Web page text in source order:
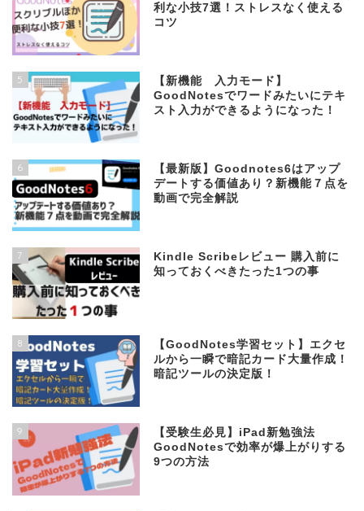
利な小技7選！ストレスなく使える
コツ
5
【新機能 入力モード】
GoodNotesでワードみたいにテキ
スト入力ができるようになった！
6
【最新版】Goodnotes6はアップ
デートする価値あり？新機能７点を
動画で完全解説
7
Kindle Scribeレビュー 購入前に
知っておくべきたった1つの事
8
【GoodNotes学習セット】エクセ
ルから一瞬で暗記カード大量作成！
暗記ツールの決定版！
9
【受験生必見】iPad新勉強法
GoodNotesで効率が爆上がりする
9つの方法